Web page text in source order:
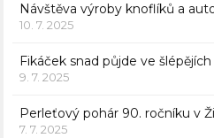
Návštěva výroby knoflíků a
10. 7. 2025
Fikáček snad půjde ve
9. 7. 2025
Perleťový pohár 90. ročníku v
7. 7. 2025